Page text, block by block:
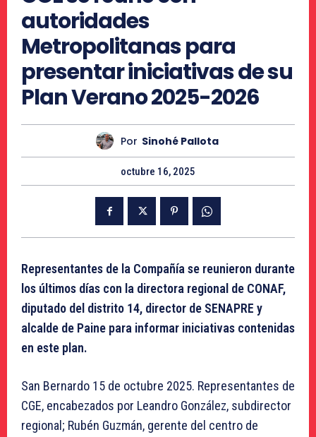
autoridades
Metropolitanas para
presentar iniciativas de su
Plan Verano 2025-2026
Por Sinohé Pallota
octubre 16, 2025
Representantes de la Compañía se reunieron durante
los últimos días con la directora regional de CONAF,
diputado del distrito 14, director de SENAPRE y
alcalde de Paine para informar iniciativas contenidas
en este plan.
San Bernardo 15 de octubre 2025. Representantes de
CGE, encabezados por Leandro González, subdirector
regional; Rubén Guzmán, gerente del centro de